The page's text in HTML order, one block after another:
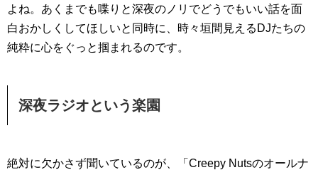
よね。あくまでも喋りと深夜のノリでどうでもいい話を面
白おかしくしてほしいと同時に、時々垣間見えるDJたちの
純粋に心をぐっと掴まれるのです。
深夜ラジオという楽園
絶対に欠かさず聞いているのが、「Creepy Nutsのオールナ